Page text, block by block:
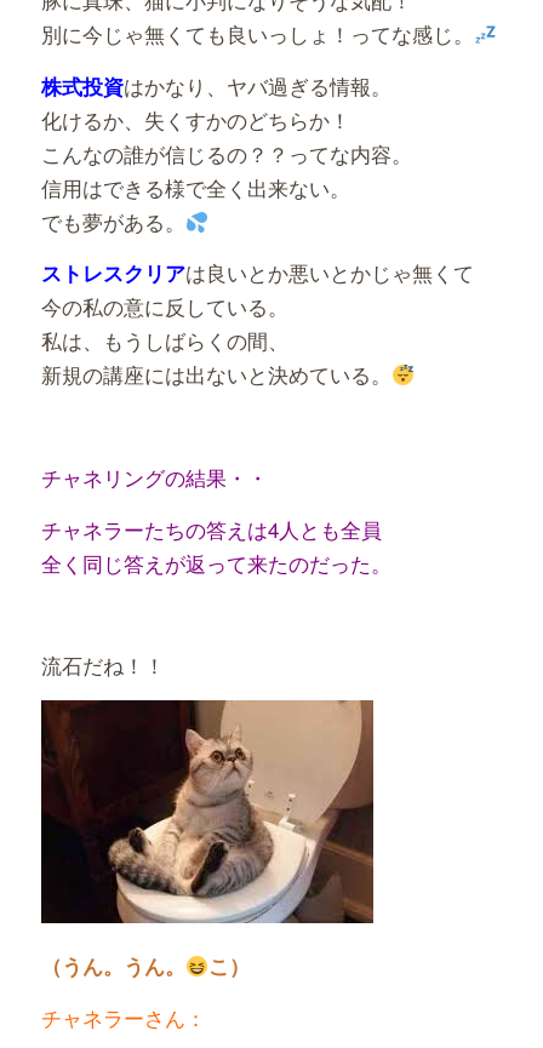
別に今じゃ無くても良いっしょ！ってな感じ。
株式投資はかなり、ヤバ過ぎる情報。
化けるか、失くすかのどちらか！
こんなの誰が信じるの？？ってな内容。
信用はできる様で全く出来ない。
でも夢がある。
ストレスクリアは良いとか悪いとかじゃ無くて
今の私の意に反している。
私は、もうしばらくの間、
新規の講座には出ないと決めている。
チャネリングの結果・・
チャネラーたちの答えは4人とも全員
全く同じ答えが返って来たのだった。
流石だね！！
（うん。うん。 こ）
チャネラーさん：